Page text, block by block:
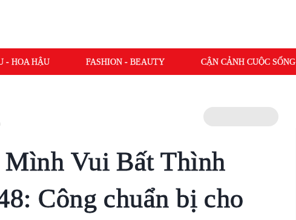
- HOA HẬU FASHION - BEAUTY CẬN CẢNH CUỘC SỐNG
Vui Bất Thình
Công chuẩn bị cho